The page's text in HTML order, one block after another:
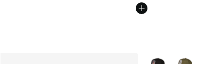
Plus de couleurs